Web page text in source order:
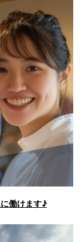
働けます♪